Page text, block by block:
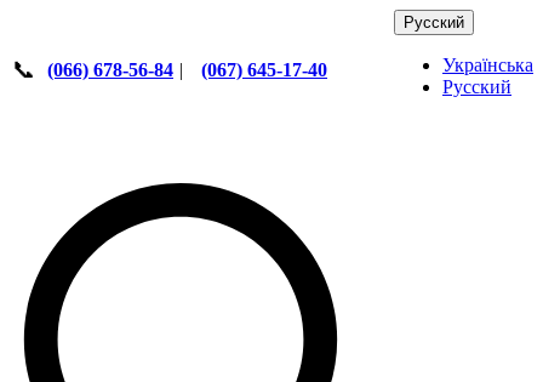
📞 (066) 678-56-84 | (067) 645-17-40
Русский
Українська
Русский